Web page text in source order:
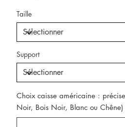
Taille
Support
Choix caisse américaine :
Noir, Bois Noir, Blanc ou Chêne)